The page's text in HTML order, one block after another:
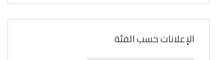
الإعلانات حسب الفئة